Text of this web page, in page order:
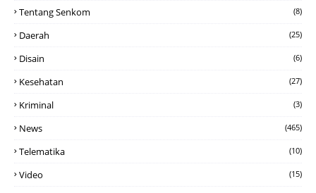
Tentang Senkom (8)
Daerah (25)
Disain (6)
Kesehatan (27)
Kriminal (3)
News (465)
Telematika (10)
Video (15)